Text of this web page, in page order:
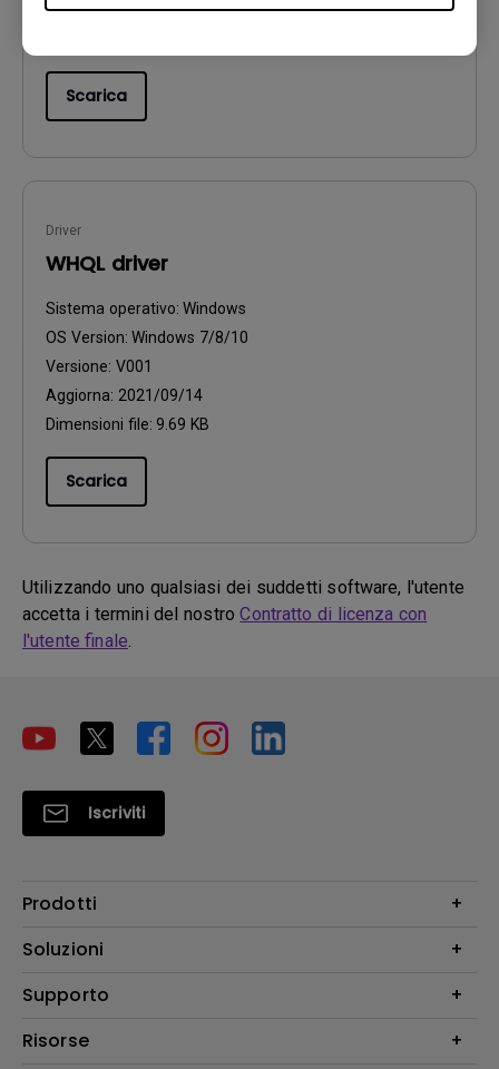
Aggiorna:2023/12/28
Scarica
Driver
WHQL driver
Sistema operativo: Windows
OS Version: Windows 7/8/10
Versione: V001
Aggiorna: 2021/09/14
Dimensioni file: 9.69 KB
Scarica
Utilizzando uno qualsiasi dei suddetti software, l'utente
accetta i termini del nostroContratto di licenza con
l'utente finale.
Iscriviti
Prodotti
Videoproiettori
Illuminazione
Altoparlante
Soluzioni
Education/Formazione
Supporto
Contatti
Risorse